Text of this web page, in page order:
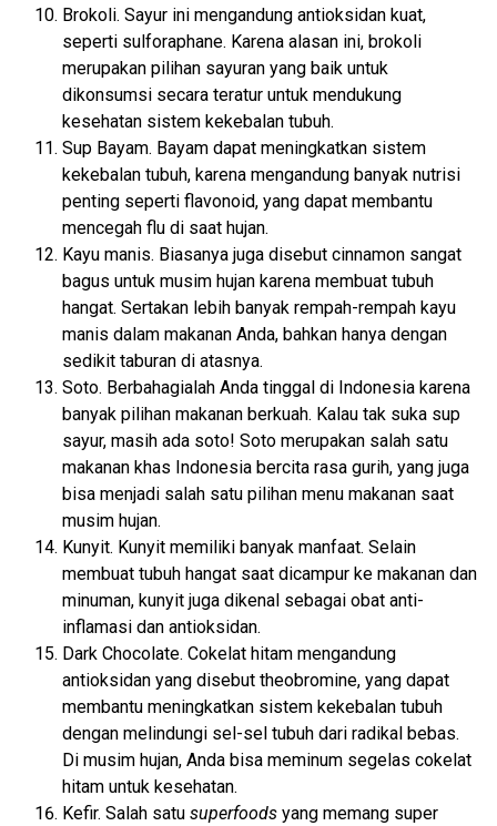
Brokoli. Sayur ini mengandung antioksidan kuat,
seperti sulforaphane. Karena alasan ini, brokoli
merupakan pilihan sayuran yang baik untuk
dikonsumsi secara teratur untuk mendukung
kesehatan sistem kekebalan tubuh.
Sup Bayam. Bayam dapat meningkatkan sistem
kekebalan tubuh, karena mengandung banyak nutrisi
penting seperti flavonoid, yang dapat membantu
mencegah flu di saat hujan.
Kayu manis. Biasanya juga disebut cinnamon sangat
bagus untuk musim hujan karena membuat tubuh
hangat. Sertakan lebih banyak rempah-rempah kayu
manis dalam makanan Anda, bahkan hanya dengan
sedikit taburan di atasnya.
Soto. Berbahagialah Anda tinggal di Indonesia karena
banyak pilihan makanan berkuah. Kalau tak suka sup
sayur, masih ada soto! Soto merupakan salah satu
makanan khas Indonesia bercita rasa gurih, yang juga
bisa menjadi salah satu pilihan menu makanan saat
musim hujan.
Kunyit. Kunyit memiliki banyak manfaat. Selain
membuat tubuh hangat saat dicampur ke makanan dan
minuman, kunyit juga dikenal sebagai obat anti-
inflamasi dan antioksidan.
Dark Chocolate. Cokelat hitam mengandung
antioksidan yang disebut theobromine, yang dapat
membantu meningkatkan sistem kekebalan tubuh
dengan melindungi sel-sel tubuh dari radikal bebas.
Di musim hujan, Anda bisa meminum segelas cokelat
hitam untuk kesehatan.
Kefir. Salah satu superfoods yang memang super